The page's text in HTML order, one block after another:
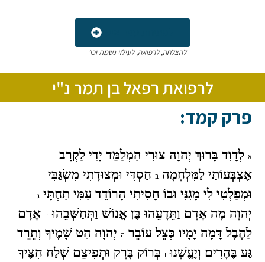
להצלחה, לרפואה, לעילוי נשמת וכו’
לרפואת רפאל בן תמר נ"י
פרק קמד:
א לְדָוִד בָּרוּךְ יְהוָה צוּרִי הַמְלַמֵּד יָדַי לַקְרָב
אֶצְבְּעוֹתַי לַמִּלְחָמָה ב חַסְדִּי וּמְצוּדָתִי מִשְׂגַּבִּי
וּמְפַלְטִי לִי מָגִנִּי וּבוֹ חָסִיתִי הָרוֹדֵד עַמִּי תַחְתָּי ג
יְהוָה מָה אָדָם וַתֵּדָעֵהוּ בֶּן אֱנוֹשׁ וַתְּחַשְּׁבֵהוּ ד אָדָם
לַהֶבֶל דָּמָה יָמָיו כְּצֵל עוֹבֵר ה יְהוָה הַט שָׁמֶיךָ וְתֵרֵד
גַּע בֶּהָרִים וְיֶעֱשָׁנוּ ו בְּרוֹק בָּרָק וּתְפִיצֵם שְׁלַח חִצֶּיךָ